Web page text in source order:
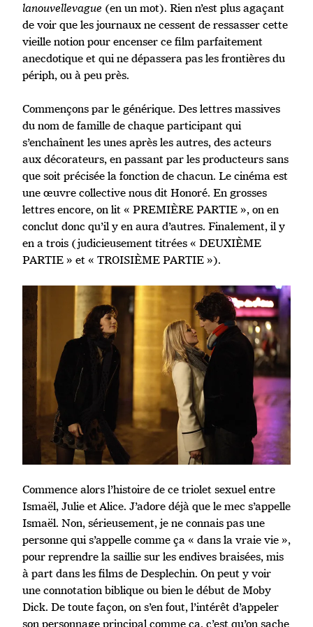
lanouvellevague (en un mot). Rien n’est plus agaçant
de voir que les journaux ne cessent de ressasser cette
vieille notion pour encenser ce film parfaitement
anecdotique et qui ne dépassera pas les frontières du
périph, ou à peu près.
Commençons par le générique. Des lettres massives
du nom de famille de chaque participant qui
s’enchaînent les unes après les autres, des acteurs
aux décorateurs, en passant par les producteurs sans
que soit précisée la fonction de chacun. Le cinéma est
une œuvre collective nous dit Honoré. En grosses
lettres encore, on lit « PREMIÈRE PARTIE », on en
conclut donc qu’il y en aura d’autres. Finalement, il y
en a trois (judicieusement titrées « DEUXIÈME
PARTIE » et « TROISIÈME PARTIE »).
Commence alors l’histoire de ce triolet sexuel entre
Ismaël, Julie et Alice. J’adore déjà que le mec s’appelle
Ismaël. Non, sérieusement, je ne connais pas une
personne qui s’appelle comme ça « dans la vraie vie »,
pour reprendre la saillie sur les endives braisées, mis
à part dans les films de Desplechin. On peut y voir
une connotation biblique ou bien le début de Moby
Dick. De toute façon, on s’en fout, l’intérêt d’appeler
son personnage principal comme ça, c’est qu’on sache